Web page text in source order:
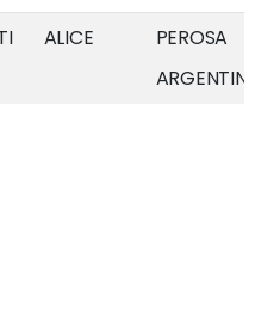
ALICE
PEROSA
ARGENTINA